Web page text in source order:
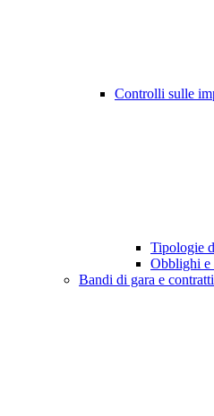
Controlli sulle
Tipologie
Obblighi e
Bandi di gara e contratti